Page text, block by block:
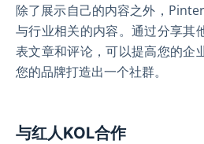
除了展示自己的内容之外，
与行业相关的内容。通过分享其
表文章和评论，可以提高您的企
您的品牌打造出一个社群。
与红人KOL合作